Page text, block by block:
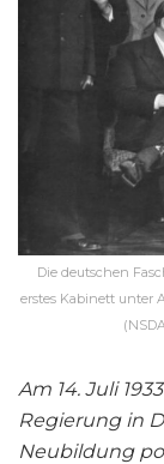
Die deutschen
erstes Kabinett unter
Am 14. Juli
Regierung in
Neubildung